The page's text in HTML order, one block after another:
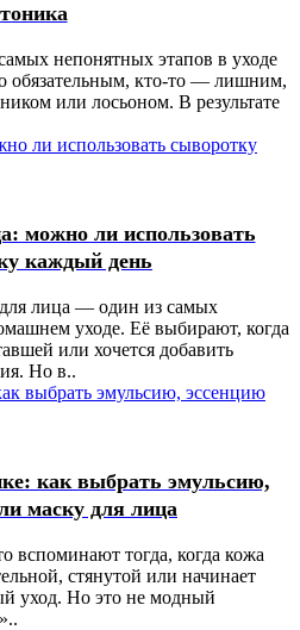
тоника
непонятных этапов в уходе
обязательным, кто-то — лишним,
или лосьоном. В результате
можно ли использовать
каждый день
лица — один из самых
уходе. Её выбирают, когда
или хочется добавить
Но в..
как выбрать эмульсию,
маску для лица
вспоминают тогда, когда кожа
стянутой или начинает
уход. Но это не модный